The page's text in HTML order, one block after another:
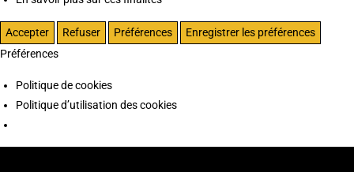
Accepter Refuser Préférences
Enregistrer les préférences
Préférences
Politique de cookies
Politique d’utilisation des cookies